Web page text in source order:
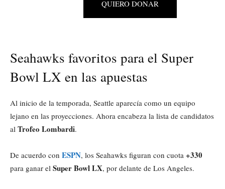
QUIERO DONAR
Seahawks favoritos para el Super
Bowl LX en las apuestas
Al inicio de la temporada, Seattle aparecía como un equipo
lejano en las proyecciones. Ahora encabeza la lista de candidatos
al Trofeo Lombardi.
De acuerdo con ESPN, los Seahawks figuran con cuota +330
para ganar el Super Bowl LX, por delante de Los Angeles.